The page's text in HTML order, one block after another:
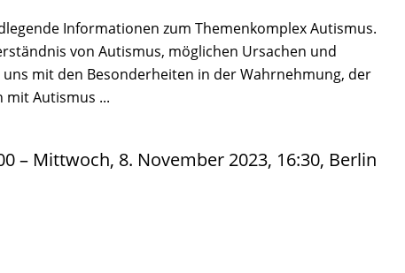
Informationen zum Themenkomplex Autismus.
von Autismus, möglichen Ursachen und
mit den Besonderheiten in der Wahrnehmung, der
mit Autismus ...
– Mittwoch, 8. November 2023, 16:30, Berlin